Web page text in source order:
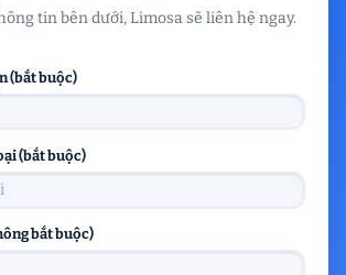
tin bên dưới, Limosa sẽ liên hệ ngay.
(bắt buộc)
(bắt buộc)
bắt buộc)